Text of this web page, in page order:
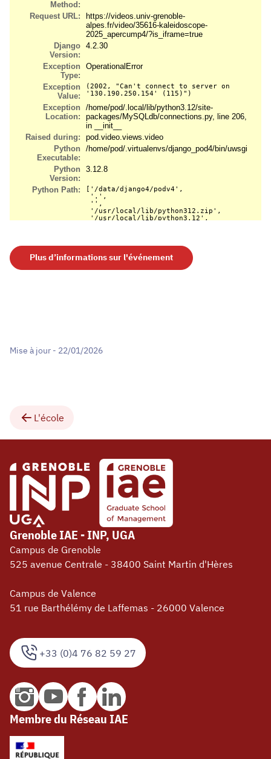
Plus d’informations sur l'événement
Mise à jour - 22/01/2026
L'école
+33 (0)4 76 82 59 27
Grenoble IAE - INP, UGA
Campus de Grenoble
525 avenue Centrale - 38400 Saint Martin d'Hères
Campus de Valence
51 rue Barthélémy de Laffemas - 26000 Valence
Membre du Réseau IAE